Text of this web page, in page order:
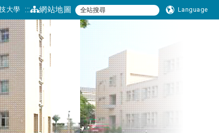
大學 ::: 網站地圖 Language